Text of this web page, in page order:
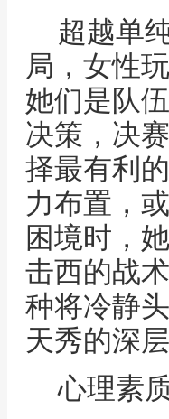
超越单
局，女性
她们是队
决策，决
择最有利
力布置，
困境时，
击西的战
种将冷静
天秀的深层
心理素